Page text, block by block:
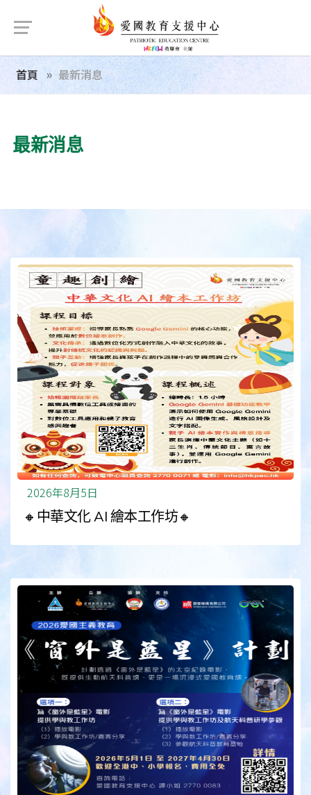
首頁 最新消息
最新消息
2026年8月5日
🔸中華文化 AI 繪本工作坊🔸